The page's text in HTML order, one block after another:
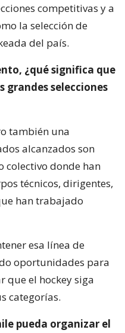
competitivas y a
la selección de
del país.
¿qué significa que
grandes selecciones
también una
alcanzados son
colectivo donde han
técnicos, dirigentes,
han trabajado
esa línea de
oportunidades para
que el hockey siga
categorías.
pueda organizar el